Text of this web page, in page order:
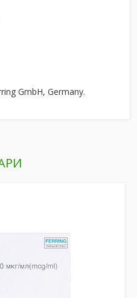
GmbH, Germany.